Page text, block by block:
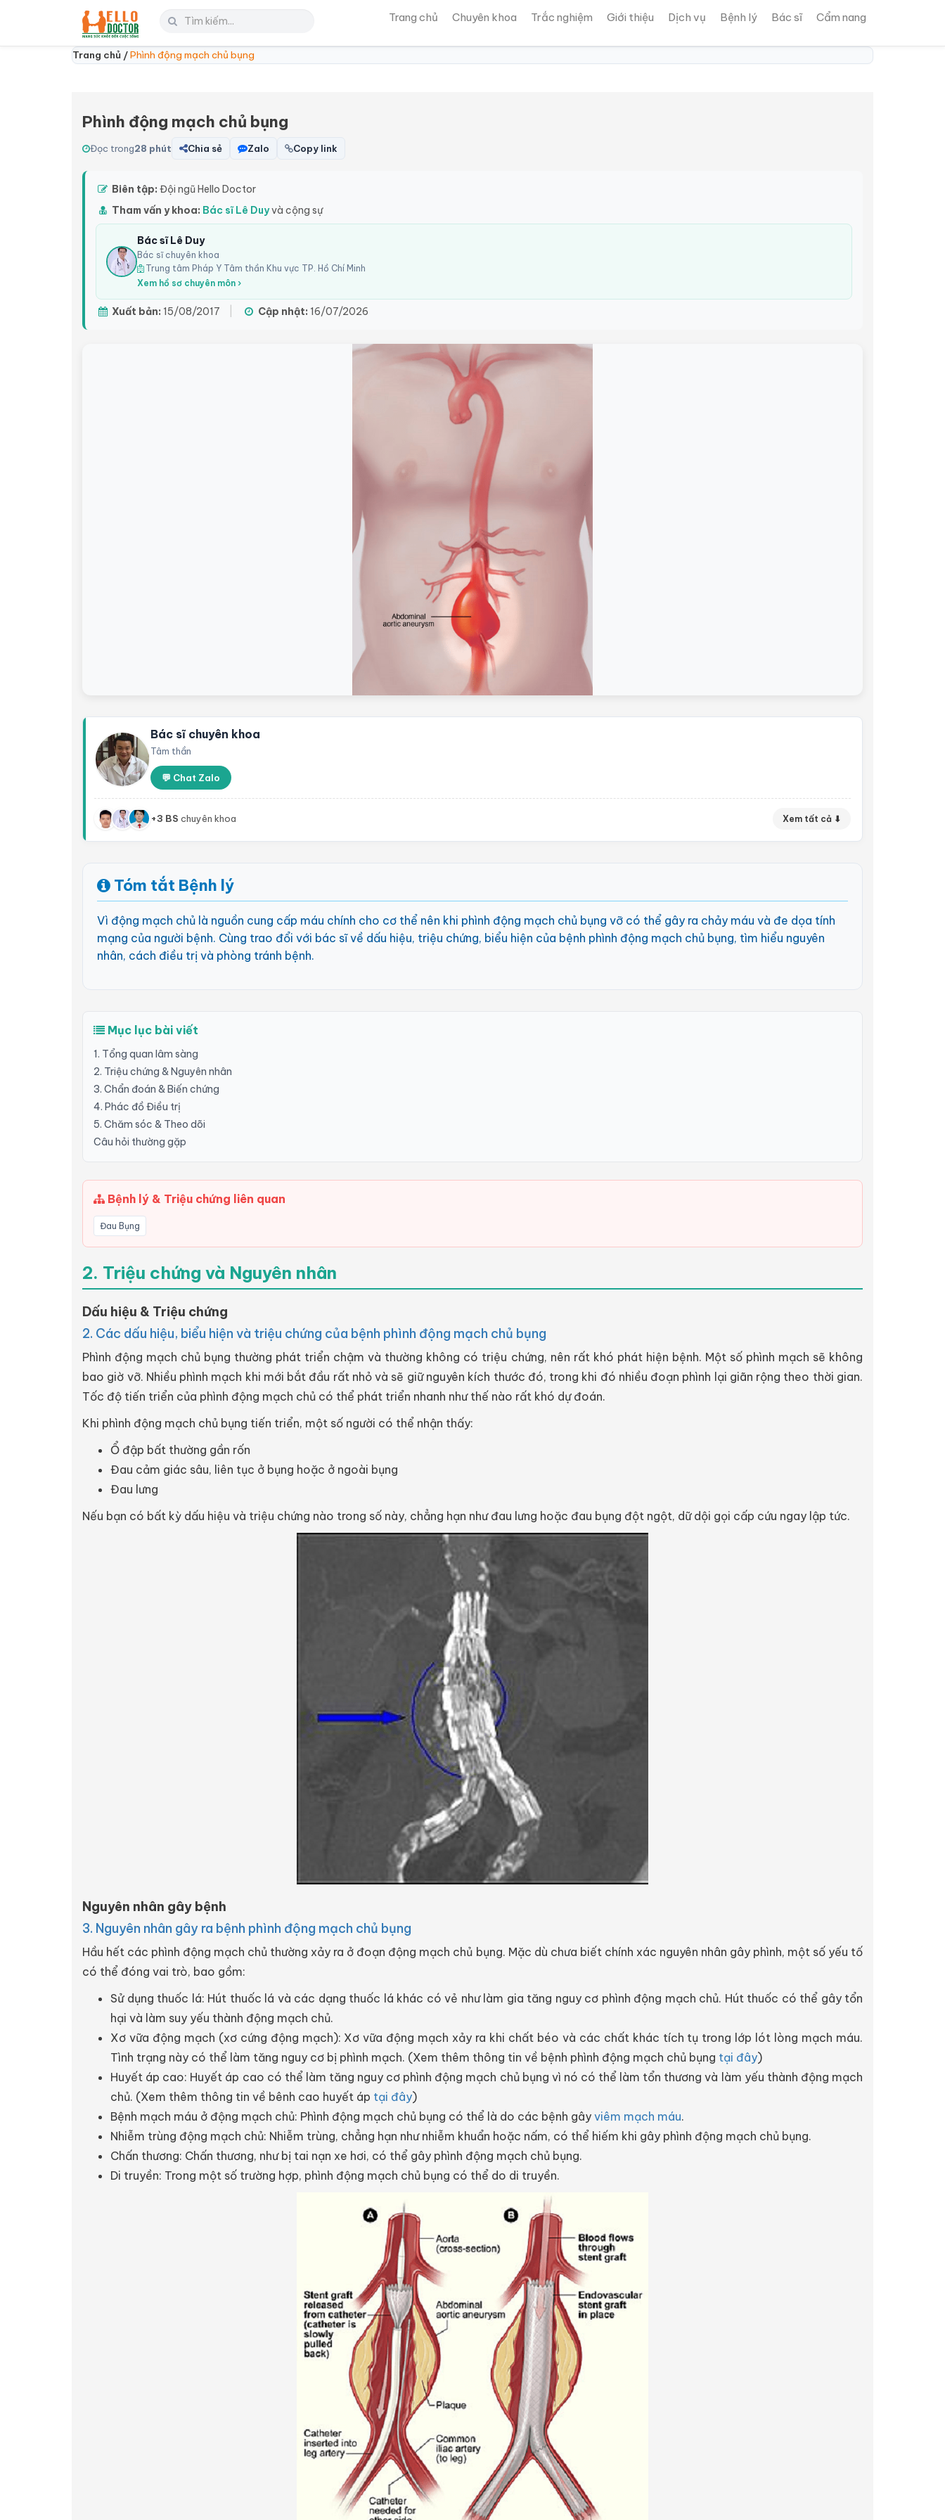
Trang chủ Chuyên khoa Trắc nghiệm Giới thiệu Dịch vụ Bệnh lý Bác sĩ Cẩm nang
Trang chủ /Phình động mạch chủ bụng
Phình động mạch chủ bụng
Đọc trong28 phút Chia sẻ Zalo Copy link
Biên tập: Đội ngũ Hello Doctor
Tham vấn y khoa: Bác sĩ Lê Duyvà cộng sự
Bác sĩ Lê Duy
Bác sĩ chuyên khoa
Trung tâm Pháp Y Tâm thần Khu vực TP. Hồ Chí Minh
Xem hồ sơ chuyên môn ›
Xuất bản: 15/08/2017 Cập nhật: 16/07/2026
Bác sĩ chuyên khoa
Tâm thần
💬 Chat Zalo
+3 BS chuyên khoa Xem tất cả ⬇
Tóm tắt Bệnh lý
Vì động mạch chủ là nguồn cung cấp máu chính cho cơ thể nên khi phình động mạch chủ bụng vỡ có thể gây ra chảy máu và đe dọa tính
mạng của người bệnh. Cùng trao đổi với bác sĩ về dấu hiệu, triệu chứng, biểu hiện của bệnh phình động mạch chủ bụng, tìm hiểu nguyên
nhân, cách điều trị và phòng tránh bệnh.
Mục lục bài viết
1. Tổng quan lâm sàng
2. Triệu chứng & Nguyên nhân
3. Chẩn đoán & Biến chứng
4. Phác đồ Điều trị
5. Chăm sóc & Theo dõi
Câu hỏi thường gặp
Bệnh lý & Triệu chứng liên quan
Đau Bụng
2. Triệu chứng và Nguyên nhân
Dấu hiệu & Triệu chứng
2. Các dấu hiệu, biểu hiện và triệu chứng của bệnh phình động mạch chủ bụng
Phình động mạch chủ bụng thường phát triển chậm và thường không có triệu chứng, nên rất khó phát hiện bệnh. Một số phình mạch sẽ không
bao giờ vỡ. Nhiều phình mạch khi mới bắt đầu rất nhỏ và sẽ giữ nguyên kích thước đó, trong khi đó nhiều đoạn phình lại giãn rộng theo thời gian.
Tốc độ tiến triển của phình động mạch chủ có thể phát triển nhanh như thế nào rất khó dự đoán.
Khi phình động mạch chủ bụng tiến triển, một số người có thể nhận thấy:
Ổ đập bất thường gần rốn
Đau cảm giác sâu, liên tục ở bụng hoặc ở ngoài bụng
Đau lưng
Nếu bạn có bất kỳ dấu hiệu và triệu chứng nào trong số này, chẳng hạn như đau lưng hoặc đau bụng đột ngột, dữ dội gọi cấp cứu ngay lập tức.
Nguyên nhân gây bệnh
3. Nguyên nhân gây ra bệnh phình động mạch chủ bụng
Hầu hết các phình động mạch chủ thường xảy ra ở đoạn động mạch chủ bụng. Mặc dù chưa biết chính xác nguyên nhân gây phình, một số yếu tố
có thể đóng vai trò, bao gồm:
Sử dụng thuốc lá: Hút thuốc lá và các dạng thuốc lá khác có vẻ như làm gia tăng nguy cơ phình động mạch chủ. Hút thuốc có thể gây tổn
hại và làm suy yếu thành động mạch chủ.
Xơ vữa động mạch (xơ cứng động mạch): Xơ vữa động mạch xảy ra khi chất béo và các chất khác tích tụ trong lớp lót lòng mạch máu.
Tình trạng này có thể làm tăng nguy cơ bị phình mạch. (Xem thêm thông tin về bệnh phình động mạch chủ bụng tại đây)
Huyết áp cao: Huyết áp cao có thể làm tăng nguy cơ phình động mạch chủ bụng vì nó có thể làm tổn thương và làm yếu thành động mạch
chủ. (Xem thêm thông tin về bênh cao huyết áp tại đây)
Bệnh mạch máu ở động mạch chủ: Phình động mạch chủ bụng có thể là do các bệnh gây viêm mạch máu.
Nhiễm trùng động mạch chủ: Nhiễm trùng, chẳng hạn như nhiễm khuẩn hoặc nấm, có thể hiếm khi gây phình động mạch chủ bụng.
Chấn thương: Chấn thương, như bị tai nạn xe hơi, có thể gây phình động mạch chủ bụng.
Di truyền: Trong một số trường hợp, phình động mạch chủ bụng có thể do di truyền.